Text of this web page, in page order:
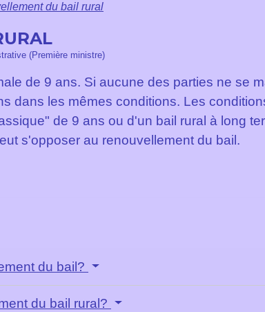
du bail rural
(Première ministre)
de 9 ans. Si aucune des parties ne se
dans les mêmes conditions. Les
de 9 ans ou d'un bail rural à long
s'opposer au renouvellement du bail.
du bail?
du bail rural?